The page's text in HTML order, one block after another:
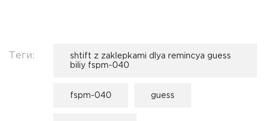
Теги:
shtift z zaklepkami dlya remincya guess
biliy fspm-040
fspm-040 guess